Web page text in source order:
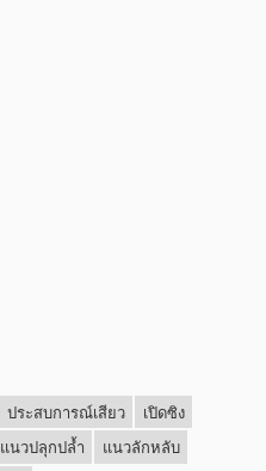
ประสบการณ์เสียว
เปิดซิง
แนวปลุกปล้ำ
แนวลักหลับ